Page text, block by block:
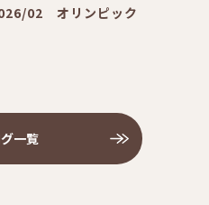
02 オリンピック
一覧